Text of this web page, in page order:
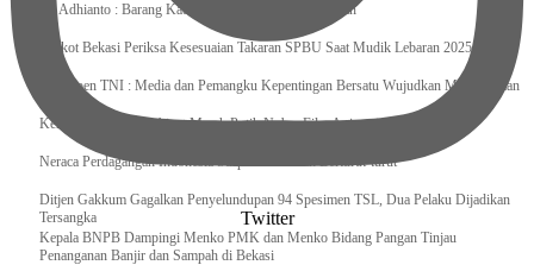
Tri Adhianto : Barang Kadaluarsa Segera di Kembalikan
Walkot Bekasi Periksa Kesesuaian Takaran SPBU Saat Mudik Lebaran 2025
Kapuspen TNI : Media dan Pemangku Kepentingan Bersatu Wujudkan Mudik Aman
Kemenekraf Ajak Kabinet Merah Putih Nobar Film Animasi Jumbo
Neraca Perdagangan Indonesia Surplus 58 Bulan Berturut-turut
Ditjen Gakkum Gagalkan Penyelundupan 94 Spesimen TSL, Dua Pelaku Dijadikan
Tersangka
Kepala BNPB Dampingi Menko PMK dan Menko Bidang Pangan Tinjau
Penanganan Banjir dan Sampah di Bekasi
Twitter